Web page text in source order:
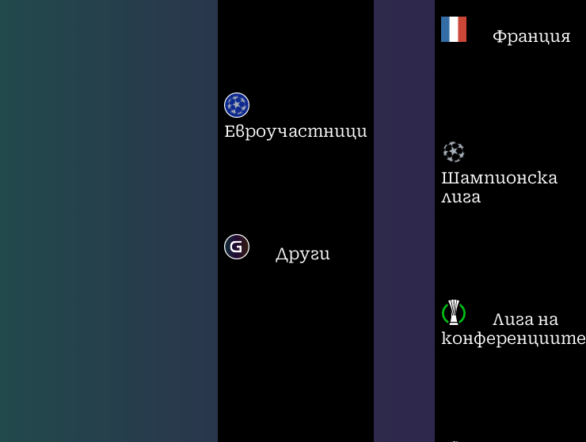
Евроучастници
Други
Франция
Шампионска
лига
Лига на
конференциите